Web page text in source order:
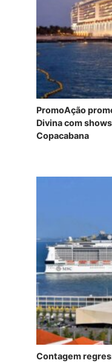
PromoAção
Divina com
Copacabana
Contagem